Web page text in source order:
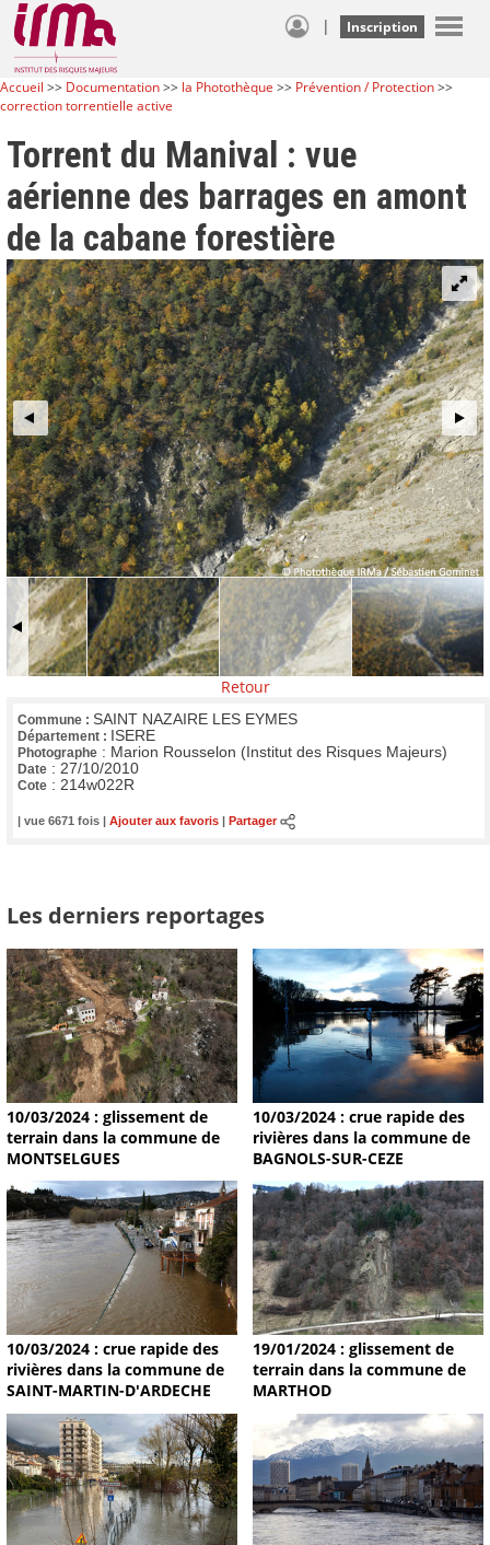
| Inscription
Accueil >> Documentation>> la Photothèque >> Prévention / Protection>>
correction torrentielle active
Torrent du Manival : vue
aérienne des barrages en amont
de la cabane forestière
Retour
Commune : SAINT NAZAIRE LES EYMES
Département : ISERE
Photographe : Marion Rousselon (Institut des Risques Majeurs)
Date : 27/10/2010
Cote : 214w022R
| vue 6671 fois | Ajouter aux favoris Partager
Les derniers reportages
10/03/2024 : glissement de
terrain dans la commune de
MONTSELGUES
10/03/2024 : crue rapide des
rivières dans la commune de
BAGNOLS-SUR-CEZE
10/03/2024 : crue rapide des
rivières dans la commune de
SAINT-MARTIN-D'ARDECHE
19/01/2024 : glissement de
terrain dans la commune de
MARTHOD